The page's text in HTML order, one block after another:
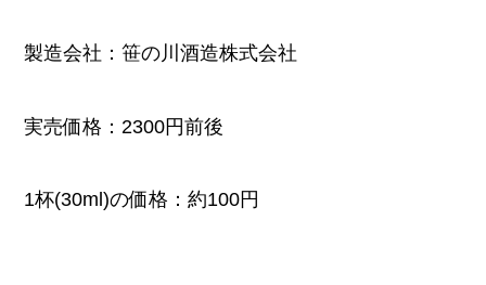
製造会社：笹の川酒造株式会社
実売価格：2300円前後
1杯(30ml)の価格：約100円